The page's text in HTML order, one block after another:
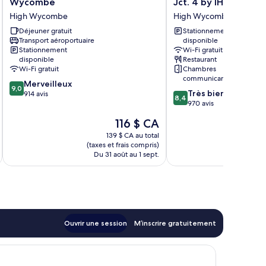
Hilton
High
Wycombe
High
Wycombe
High Wycombe
Déjeuner gratuit
Transport aéroportuaire
Stationnement
disponible
Wi-Fi gratuit
9.0
sur
9,0 Merveilleux
914 avis
Le
prix
est
de
116 $ CA
116 $ CA
139 $ CA au total
(taxes et frais compris)
Du 31 août au 1 sept.
Wycombe
M40,
Jct.
4
by
IHG
Wycombe
High Wycombe
Stationnement
disponible
Wi-Fi gratuit
Restaurant
Chambres
communicantes offertes
8.4
sur
8,4 Très bien
970 avis
Ouvrir une session M’inscrire gratuitement